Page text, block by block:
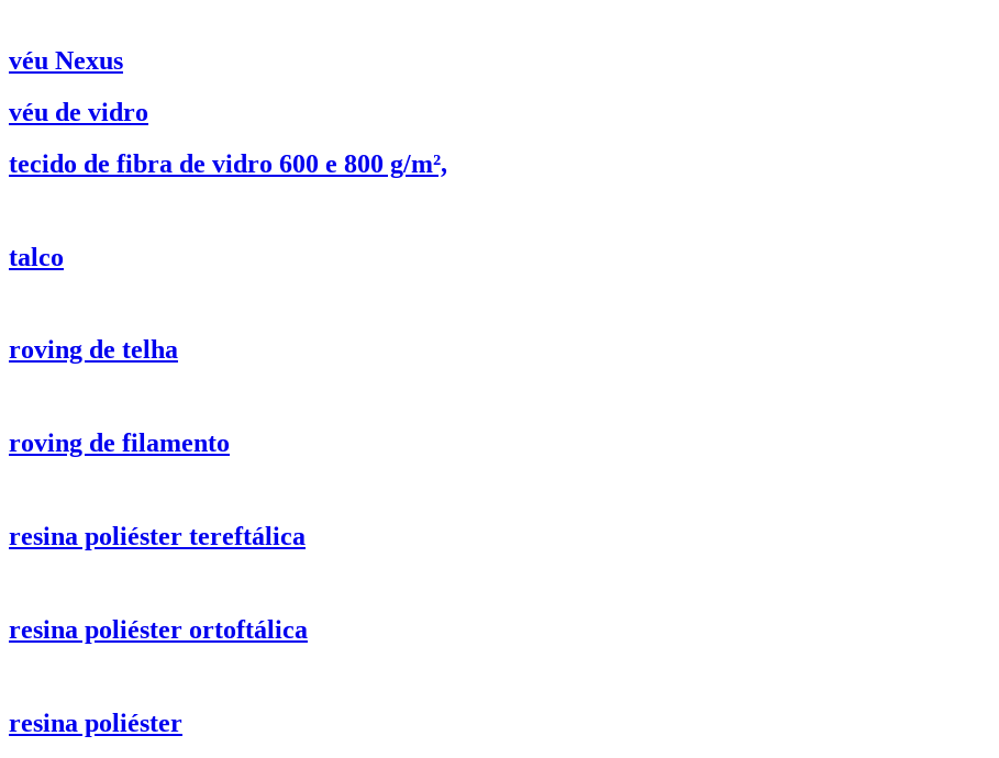
véu Nexus
véu de vidro
tecido de fibra de vidro 600 e 800 g/m²,
talco
roving de telha
roving de filamento
resina poliéster tereftálica
resina poliéster ortoftálica
resina poliéster